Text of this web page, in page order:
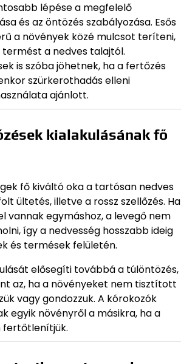
lépése a megfelelő
és az öntözés szabályozása. Esős
a növények közé mulcsot teríteni,
a nedves talajtól.
is szóba jöhetnek, ha a fertőzés
szürkerothadás elleni
ajánlott.
kialakulásának fő
fő kiváltó oka a tartósan nedves
ültetés, illetve a rossz szellőzés. Ha
vannak egymáshoz, a levegő nem
így a nedvesség hosszabb ideig
és termések felületén.
elősegíti továbbá a túlöntözés,
az, ha a növényeket nem tisztított
vagy gondozzuk. A kórokozók
egyik növényről a másikra, ha a
fertőtlenítjük.